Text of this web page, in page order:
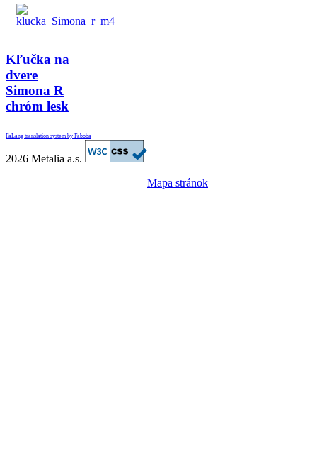
Kľučka na
dvere
Simona R
chróm lesk
FaLang translation system by Faboba
2026 Metalia a.s.
Mapa stránok